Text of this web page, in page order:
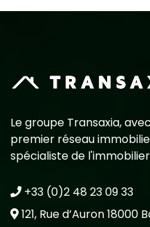
Le groupe Transaxia,
premier réseau
spécialiste de
+33 (0)2 48 23 09 33
121, Rue d’Auron 18000